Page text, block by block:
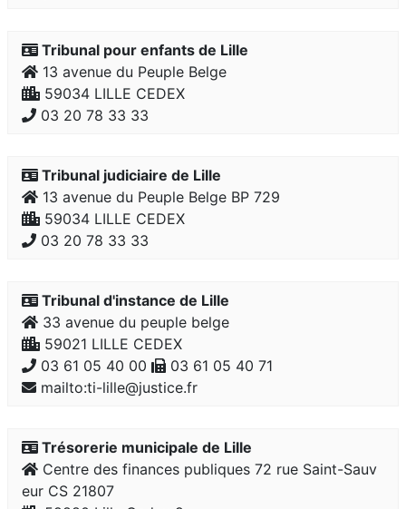
Tribunal pour enfants de Lille
13 avenue du Peuple Belge
59034 LILLE CEDEX
03 20 78 33 33
Tribunal judiciaire de Lille
13 avenue du Peuple Belge BP 729
59034 LILLE CEDEX
03 20 78 33 33
Tribunal d'instance de Lille
33 avenue du peuple belge
59021 LILLE CEDEX
03 61 05 40 00
03 61 05 40 71
mailto:ti-lille@justice.fr
Trésorerie municipale de Lille
Centre des finances publiques 72 rue Saint-Sauv
eur CS 21807